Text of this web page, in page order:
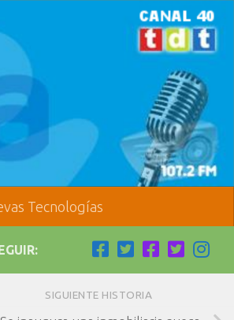
Tecnologías
SIGUIENTE HISTORIA